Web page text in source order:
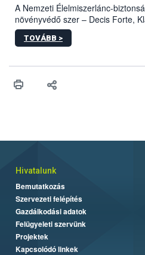
A Nemzeti Élelmiszerlánc-
növényvédő szer – Decis Forte,
engedélyokiratát módosította, így
egészen a vesszőérettség (BBCH
érésű szőlőkben is legyen
felhasználók számára is elérhető
TOVÁBB >
Hivatalunk
Bemutatkozás
Szervezeti felépítés
Gazdálkodási adatok
Felügyeleti szervünk
Projektek
Kapcsolódó linkek